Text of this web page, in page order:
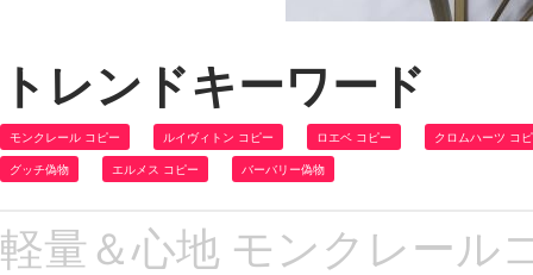
トレンドキーワード
モンクレール コピー ルイヴィトン コピー ロエベ コピー クロムハーツ コ
グッチ偽物 エルメス コピー バーバリー偽物
軽量＆心地 モンクレール